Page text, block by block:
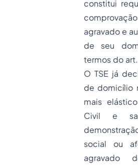
constitui
agravado e
de seu
termos do art.
O TSE já
de domicílio
mais
Civil e
social ou
agravado